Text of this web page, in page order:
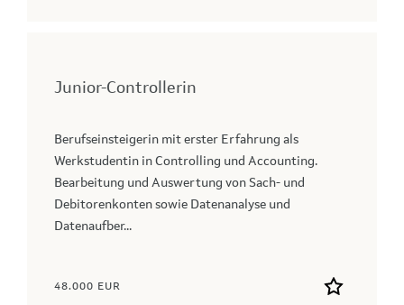
Junior-Controllerin
Berufseinsteigerin mit erster Erfahrung als
Werkstudentin in Controlling und Accounting.
Bearbeitung und Auswertung von Sach- und
Debitorenkonten sowie Datenanalyse und
Datenaufber...
48.000 EUR